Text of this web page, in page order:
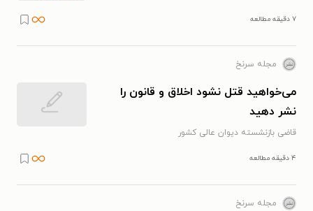
۷ دقیقه مطالعه
مجله سرنخ
می‌خواهید قتل نشود اخلاق و قانون را
نشر دهید
قاضی بازنشسته دیوان عالی کشور
۴ دقیقه مطالعه
مجله سرنخ